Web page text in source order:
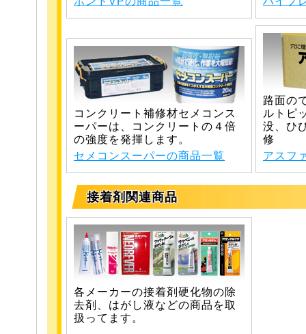
コンクリート補修材セメコンス
ーパーは、コンクリートの４倍
の強度を発揮します。
セメコンスーパーの商品一覧
路面の
ルトピ
没、ひ
修
アスフ
接着剤関連商品
各メーカーの接着剤硬化物の除
去剤、はがし液などの商品を取
扱ってます。